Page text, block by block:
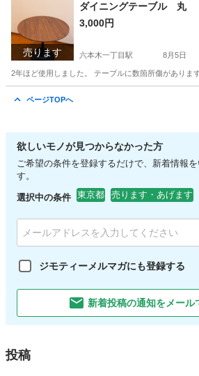
売ります
ダイニングテーブル 丸
3,000円
六本木一丁目駅 8月5日
2年ほど使用しました。 テーブルに数箇所傷があり
ページTOPへ
欲しいモノが見つからなかった方
ご希望の条件を登録するだけで、新着情報
す。
選択中の条件 東京都 売ります・あげます
ジモティーメルマガにも登録する
新着投稿の通知をメール
投稿